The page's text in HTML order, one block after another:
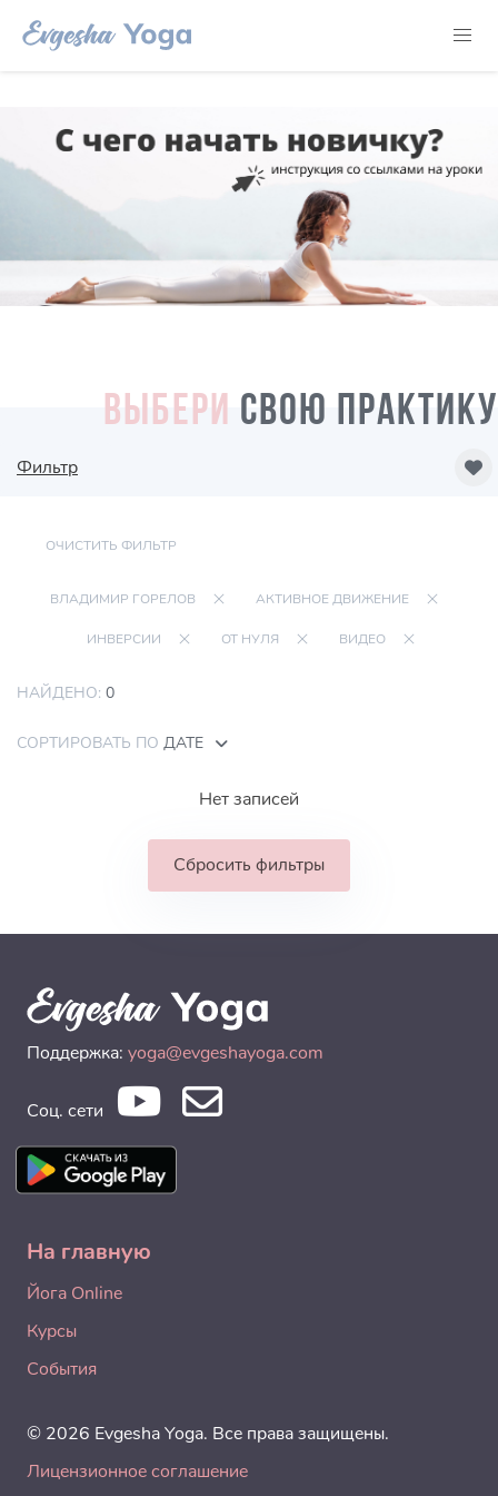
ВЫБЕРИ СВОЮ ПРАКТИКУ
Фильтр
ОЧИСТИТЬ ФИЛЬТР
ВЛАДИМИР ГОРЕЛОВ АКТИВНОЕ ДВИЖЕНИЕ
ИНВЕРСИИ ОТ НУЛЯ ВИДЕО
НАЙДЕНО: 0
СОРТИРОВАТЬ ПО ДАТЕ
Нет записей
Сбросить фильтры
Поддержка: yoga@evgeshayoga.com
Соц. сети
На главную
Йога Online
Курсы
События
© 2026 Evgesha Yoga. Все права защищены.
Лицензионное соглашение